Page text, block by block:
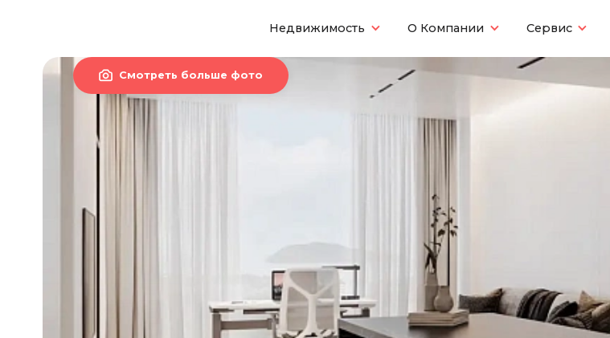
Недвижимость О Компании Сервис
 Смотреть больше фото